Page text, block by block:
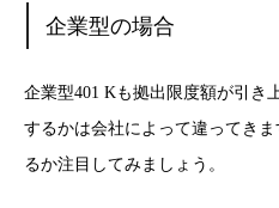
企業型の場合
企業型401 Kも拠出限度額が引き
するかは会社によって違ってき
るか注目してみましょう。